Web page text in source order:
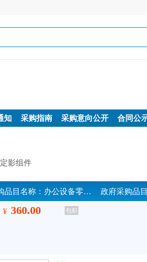
知 采购指南 采购意向公开 合同公
影组件
品目名称： 办公设备零部件 政府采购品
¥ 360.00 包邮